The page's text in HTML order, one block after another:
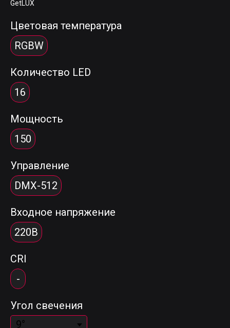
GetLUX
Цветовая температура
RGBW
Количество LED
16
Мощность
150
Управление
DMX-512
Входное напряжение
220В
CRI
-
Угол свечения